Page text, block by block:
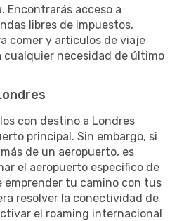
Encontrarás acceso a
libres de impuestos,
comer y artículos de viaje
cualquier necesidad de último
con destino a Londres
principal. Sin embargo, si
de un aeropuerto, es
el aeropuerto específico de
tu camino con tus
resolver la conectividad de
el roaming internacional